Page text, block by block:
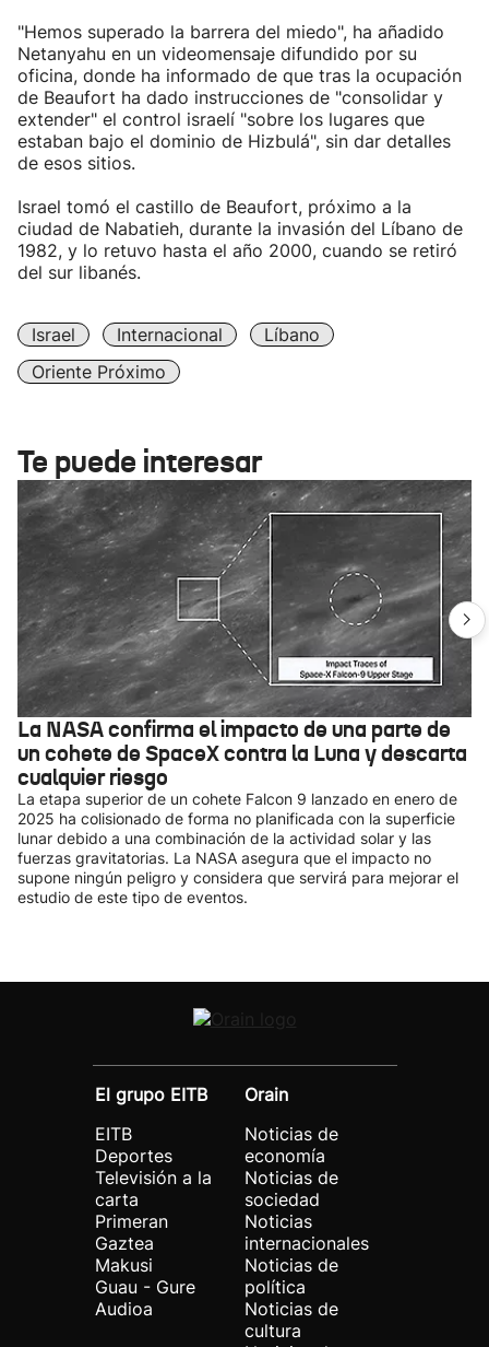
"Hemos superado la barrera del miedo", ha añadido
Netanyahu en un videomensaje difundido por su
oficina, donde ha informado de que tras la ocupación
de Beaufort ha dado instrucciones de "consolidar y
extender" el control israelí "sobre los lugares que
estaban bajo el dominio de Hizbulá", sin dar detalles
de esos sitios.
Israel tomó el castillo de Beaufort, próximo a la
ciudad de Nabatieh, durante la invasión del Líbano de
1982, y lo retuvo hasta el año 2000, cuando se retiró
del sur libanés.
Israel Internacional
Líbano
Oriente Próximo
Te puede interesar
La NASA confirma el impacto de una parte de
un cohete de SpaceX contra la Luna y descarta
cualquier riesgo
La etapa superior de un cohete Falcon 9 lanzado en enero de
2025 ha colisionado de forma no planificada con la superficie
lunar debido a una combinación de la actividad solar y las
fuerzas gravitatorias. La NASA asegura que el impacto no
supone ningún peligro y considera que servirá para mejorar el
estudio de este tipo de eventos.
El grupo EITB
EITB
Deportes
Televisión a la
carta
Primeran
Gaztea
Makusi
Guau - Gure
Audioa
Orain
Noticias de
economía
Noticias de
sociedad
Noticias
internacionales
Noticias de
política
Noticias de
cultura